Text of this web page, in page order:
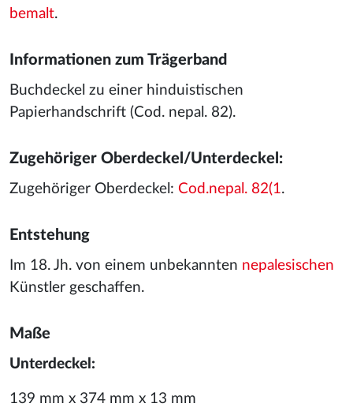
bemalt.
Informationen zum Trägerband
Buchdeckel zu einer hinduistischen
Papierhandschrift (Cod. nepal. 82).
Zugehöriger Oberdeckel/Unterdeckel:
Zugehöriger Oberdeckel: Cod.nepal. 82(1.
Entstehung
Im 18. Jh. von einem unbekannten nepalesischen
Künstler geschaffen.
Maße
Unterdeckel:
139 mm x 374 mm x 13 mm